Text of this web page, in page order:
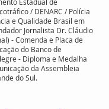
LBV / Comunicação
de Ouro – Medalha e
Estadual de
/ DENARC / Polícia
e Qualidade Brasil em
Jornalista Dr. Cláudio
- Comenda e Placa de
do Banco de
- Diploma e Medalha
da Assembleia
do Sul.